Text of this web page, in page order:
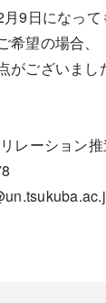
9日になっ
望の場合、
がございまし
レーション